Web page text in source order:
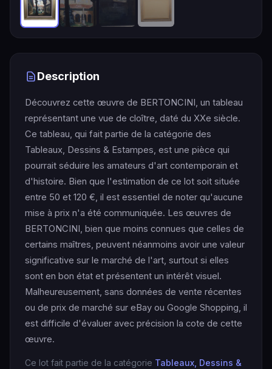
Description
Découvrez cette œuvre de BERTONCINI, un tableau
représentant une vue de cloître, daté du XXe siècle.
Ce tableau, qui fait partie de la catégorie des
Tableaux, Dessins & Estampes, est une pièce qui
pourrait séduire les amateurs d'art contemporain et
d'histoire. Bien que l'estimation de ce lot soit située
entre 50 et 120 €, il est essentiel de noter qu'aucune
mise à prix n'a été communiquée. Les œuvres de
BERTONCINI, bien que moins connues que celles de
certains maîtres, peuvent néanmoins avoir une valeur
significative sur le marché de l'art, surtout si elles
sont en bon état et présentent un intérêt visuel.
Malheureusement, sans données de vente récentes
ou de prix de marché sur eBay ou Google Shopping, il
est difficile d'évaluer avec précision la cote de cette
œuvre.
Ce lot fait partie de la catégorie Tableaux, Dessins &